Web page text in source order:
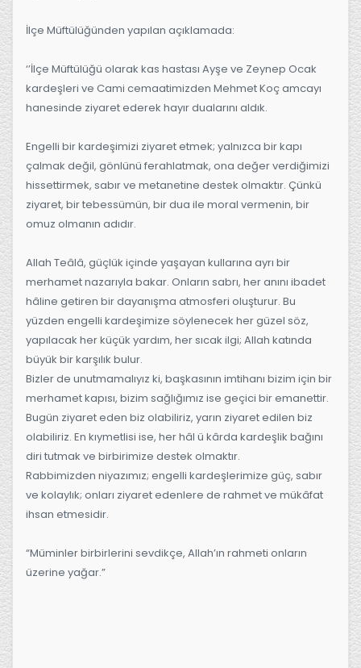
İlçe Müftülüğünden yapılan açıklamada:
‘’İlçe Müftülüğü olarak kas hastası Ayşe ve Zeynep Ocak
kardeşleri ve Cami cemaatimizden Mehmet Koç amcayı
hanesinde ziyaret ederek hayır dualarını aldık.
Engelli bir kardeşimizi ziyaret etmek; yalnızca bir kapı
çalmak değil, gönlünü ferahlatmak, ona değer verdiğimizi
hissettirmek, sabır ve metanetine destek olmaktır. Çünkü
ziyaret, bir tebessümün, bir dua ile moral vermenin, bir
omuz olmanın adıdır.
Allah Teâlâ, güçlük içinde yaşayan kullarına ayrı bir
merhamet nazarıyla bakar. Onların sabrı, her anını ibadet
hâline getiren bir dayanışma atmosferi oluşturur. Bu
yüzden engelli kardeşimize söylenecek her güzel söz,
yapılacak her küçük yardım, her sıcak ilgi; Allah katında
büyük bir karşılık bulur.
Bizler de unutmamalıyız ki, başkasının imtihanı bizim için bir
merhamet kapısı, bizim sağlığımız ise geçici bir emanettir.
Bugün ziyaret eden biz olabiliriz, yarın ziyaret edilen biz
olabiliriz. En kıymetlisi ise, her hâl ü kârda kardeşlik bağını
diri tutmak ve birbirimize destek olmaktır.
Rabbimizden niyazımız; engelli kardeşlerimize güç, sabır
ve kolaylık; onları ziyaret edenlere de rahmet ve mükâfat
ihsan etmesidir.
“Müminler birbirlerini sevdikçe, Allah’ın rahmeti onların
üzerine yağar.”